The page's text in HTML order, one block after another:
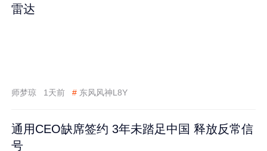
雷达
师梦琼 1天前 # 东风风神L8Y
通用CEO缺席签约 3年未踏足中国 释放反常信
号